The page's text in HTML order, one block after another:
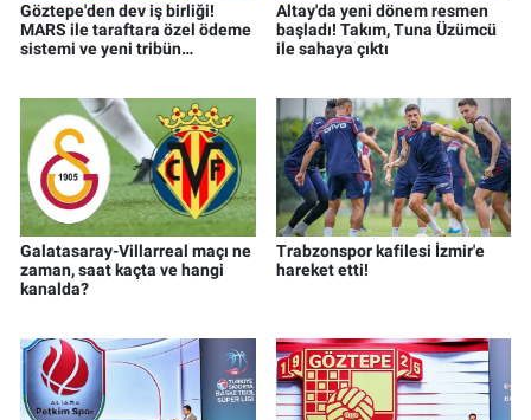
Göztepe'den dev iş birliği!
MARS ile taraftara özel ödeme
sistemi ve yeni tribün
Altay'da yeni dönem resmen
başladı! Takım, Tuna Üzümcü
ile sahaya çıktı
Galatasaray-Villarreal maçı ne
zaman, saat kaçta ve hangi
kanalda?
Trabzonspor kafilesi İzmir'e
hareket etti!